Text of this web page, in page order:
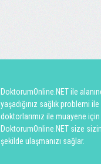
DoktorumOnline.NET ile
yaşadığınız sağlık problemi
doktorlarımız ile muayene
DoktorumOnline.NET size
şekilde ulaşmanızı sağlar.